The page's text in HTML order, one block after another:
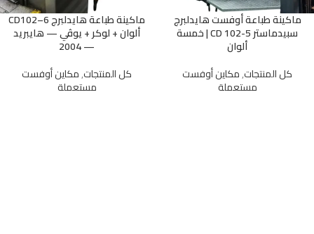
ماكينة طباعة أوفست هايدلبرج
سبيدماستر CD 102-5 | خمسة
ألوان
كل المنتجات,مكاين أوفست
مستعملة
ماكينة طباعة هايدلبرج CD102–6
ألوان + لوكر + يوڤي — هايبريد
— 2004
كل المنتجات,مكاين أوفست
مستعملة